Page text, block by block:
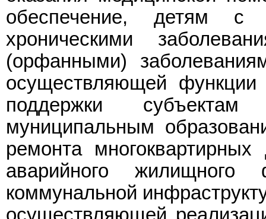
обеспечение, детям с
хроническими
(орфанными)
осуществляющей
поддержки
муниципальным
ремонта
аварийного жилищного
коммунальной